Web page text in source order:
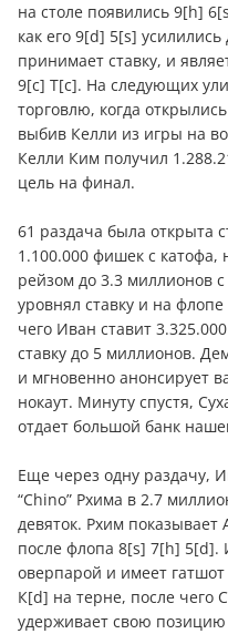
на столе появились 9[h]
как его 9[d] 5[s]
принимает ставку, и
9[c] T[c]. На следующих
торговлю, когда
выбив Келли из игры на
Келли Ким получил
цель на финал.
61 раздача была открыта
1.100.000 фишек с катофа,
рейзом до 3.3 миллионов
уровнял ставку и на
чего Иван ставит
ставку до 5 миллионов.
и мгновенно анонсирует
нокаут. Минуту спустя,
отдает большой банк
Еще через одну раздачу,
“Chino” Рхима в 2.7
девяток. Рхим
после флопа 8[s] 7[h] 5[d].
оверпарой и имеет
К[d] на терне, после чего
удерживает свою позицию